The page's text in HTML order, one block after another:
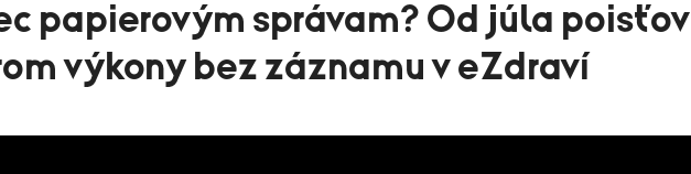
papierovým správam? Od júla
výkony bez záznamu v eZdraví